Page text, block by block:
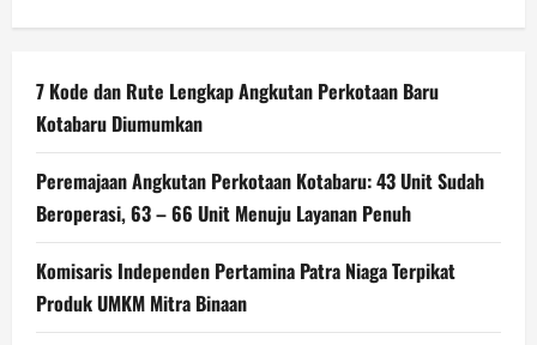
7 Kode dan Rute Lengkap Angkutan Perkotaan Baru
Kotabaru Diumumkan
Peremajaan Angkutan Perkotaan Kotabaru: 43 Unit Sudah
Beroperasi, 63 – 66 Unit Menuju Layanan Penuh
Komisaris Independen Pertamina Patra Niaga Terpikat
Produk UMKM Mitra Binaan